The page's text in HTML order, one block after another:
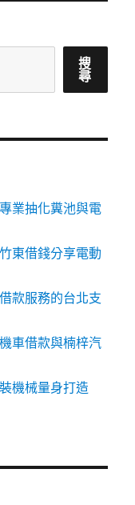
搜
尋
業抽化糞池與電
東借錢分享電動
款服務的台北支
車借款與楠梓汽
機械量身打造